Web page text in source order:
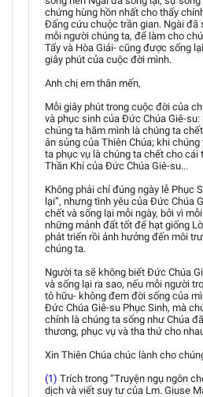
chứng hùng hồn nhất cho thấy
Đấng cứu chuộc trần gian. Ngài đã
mỗi người chúng ta, để làm cho
Tẩy và Hòa Giải- cũng được sống
giây phút của cuộc đời mình.
Anh chị em thân mến,
Mỗi giây phút trong cuộc đời của
và phục sinh của Đức Chúa Giê-su:
chúng ta hãm mình là chúng ta
ân sủng của Thiên Chúa; khi
ta phục vụ là chúng ta chết cho cái
Thần Khí của Đức Chúa Giê-su...
Không phải chỉ đúng ngày lễ Phục
lại”, nhưng tình yêu của Đức Chúa
chết và sống lại mỗi ngày, bởi vì
những mảnh đất tốt để hạt giống
phát triển rồi ảnh hưởng đến môi
chúng ta.
Người ta sẽ không biết Đức Chúa
và sống lại ra sao, nếu mỗi người
tô hữu- không đem đời sống của
Đức Chúa Giê-su Phục Sinh, mà
chính là chúng ta sống như Chúa
thương, phục vụ và tha thứ cho
Xin Thiên Chúa chúc lành cho
(1) Trích trong “Truyện ngụ ngôn
dịch và viết suy tư của Lm. Giuse